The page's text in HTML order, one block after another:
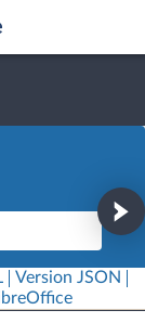
Version JSON